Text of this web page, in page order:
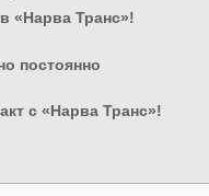
«Нарва Транс»!
постоянно
с «Нарва Транс»!